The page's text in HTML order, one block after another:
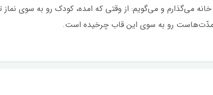
می‌گذارم و می‌گویم: از وقتی که امده، کودک رو به سوی نماز
مدّت‌هاست رو به سوی این قاب چرخیده است.